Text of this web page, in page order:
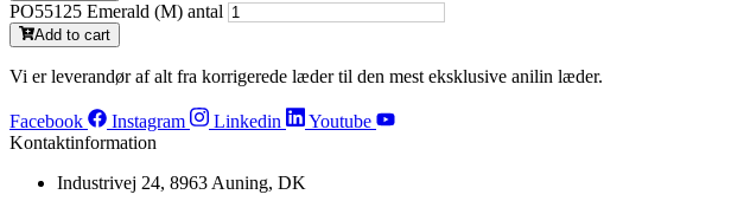
PO55125 Emerald (M) antal
Add to cart
Vi er leverandør af alt fra korrigerede læder til den mest eksklusive anilin læder.
Facebook Instagram Linkedin
Youtube
Kontaktinformation
Industrivej 24, 8963 Auning, DK